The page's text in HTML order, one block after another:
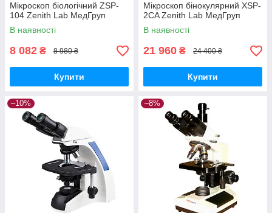
Мікроскоп біологічний ZSP-
104 Zenith Lab МедГруп
В наявності
8 082 ₴ 8 980 ₴
Купити
Мікроскоп бінокулярний XSP-
2CA Zenith Lab МедГруп
В наявності
21 960 ₴ 24 400 ₴
Купити
–10% –8%